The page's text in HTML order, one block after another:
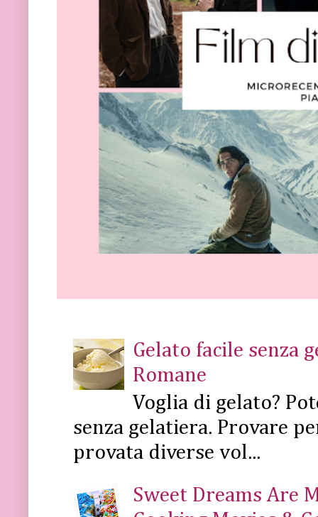
Gelato facile senza
Romane
Voglia di gelato?
senza gelatiera. Provare
provata diverse vol...
Sweet Dreams Are